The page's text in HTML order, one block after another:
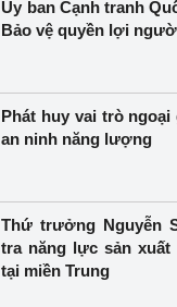
Ủy ban Cạnh tranh
Bảo vệ quyền lợi
Phát huy vai trò
an ninh năng lượng
Thứ trưởng Nguyễn
tra năng lực sản xuất
tại miền Trung